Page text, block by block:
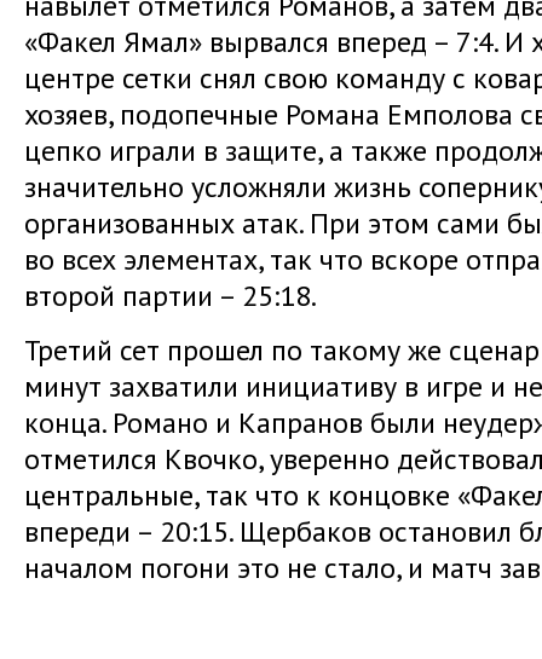
«Факел Ямал» вырвался вперед – 7:4. И
центре сетки снял свою команду с
хозяев, подопечные Романа Емполова
цепко играли в защите, а также
значительно усложняли жизнь
организованных атак. При этом сами
во всех элементах, так что вскоре
второй партии – 25:18.
Третий сет прошел по такому же
минут захватили инициативу в игре и
конца. Романо и Капранов были
отметился Квочко, уверенно
центральные, так что к концовке
впереди – 20:15. Щербаков остановил
началом погони это не стало, и матч